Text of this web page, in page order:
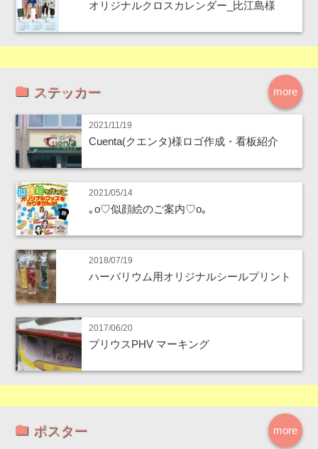
オリジナルクロスカレンダー_比江島様
more
ステッカー
2021/11/19
Cuenta(クエンタ)様ロゴ作成・看板紹介
2021/05/14
｡o♡似顔絵のご案内♡o｡
2018/07/19
ハーバリウム用オリジナルシールプリント
2017/06/20
プリウスPHV マーキング
more
ポスター